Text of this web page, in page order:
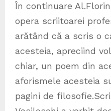
În continuare
opera scriitoarei
arătând că a scris o
acesteia, apreciind
chiar, un poem din
aforismele acesteia
pagini de